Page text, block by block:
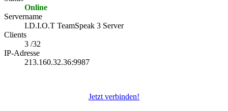
Online
Servername
I.D.I.O.T TeamSpeak 3 Server
Clients
3 /32
IP-Adresse
213.160.32.36:9987
Jetzt verbinden!